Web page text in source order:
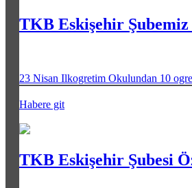
TKB Eskişehir
23 Nisan Ilkogretim Okulundan 10
Habere git
TKB Eskişehir Şubesi